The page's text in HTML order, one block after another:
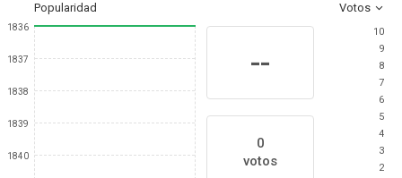
Popularidad Votos
1836
1837
1838
1839
1840
--
0
votos
10
9
8
7
6
5
4
3
2